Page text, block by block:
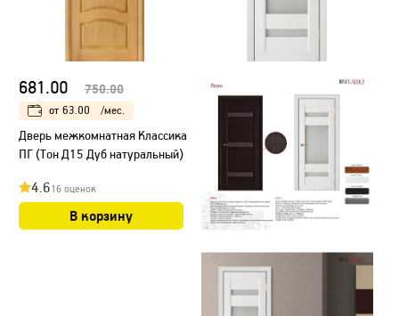
681.00 750.00
от 63.00 /мес.
Дверь межкомнатная Классика
ПГ (Тон Д15 Дуб натуральный)
4.616 оценок
В корзину